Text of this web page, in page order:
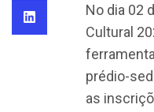
No dia 02
Cultural
prédio-
as